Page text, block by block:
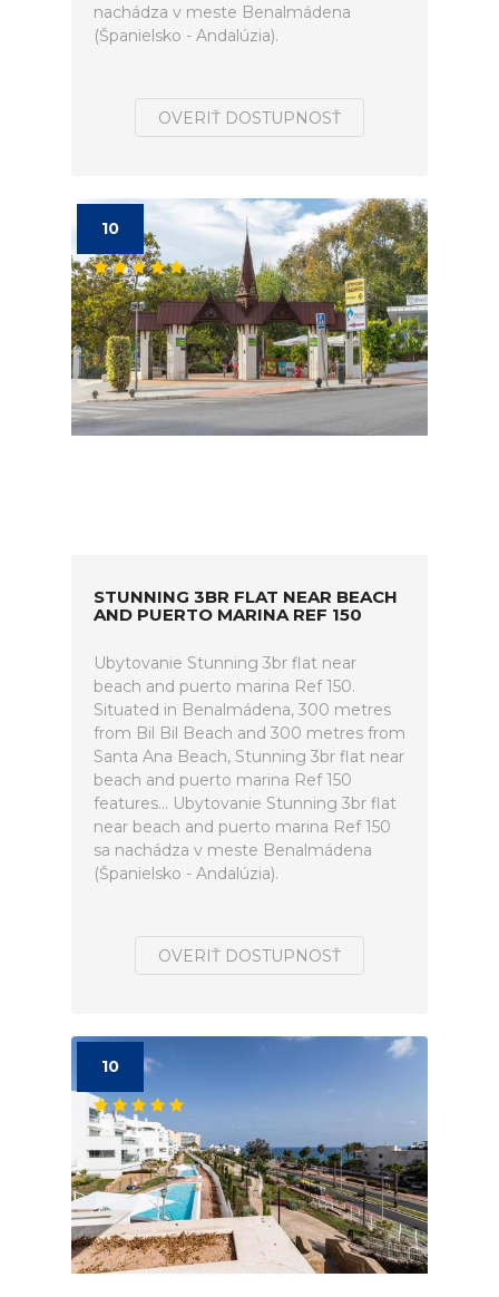
nachádza v meste Benalmádena
(Španielsko - Andalúzia).
OVERIŤ DOSTUPNOSŤ
10
STUNNING 3BR FLAT NEAR BEACH
AND PUERTO MARINA REF 150
Ubytovanie Stunning 3br flat near
beach and puerto marina Ref 150.
Situated in Benalmádena, 300 metres
from Bil Bil Beach and 300 metres from
Santa Ana Beach, Stunning 3br flat near
beach and puerto marina Ref 150
features... Ubytovanie Stunning 3br flat
near beach and puerto marina Ref 150
sa nachádza v meste Benalmádena
(Španielsko - Andalúzia).
OVERIŤ DOSTUPNOSŤ
10